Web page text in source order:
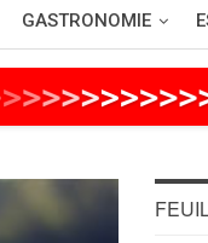
GASTRONOMIE
>>> >>>>>